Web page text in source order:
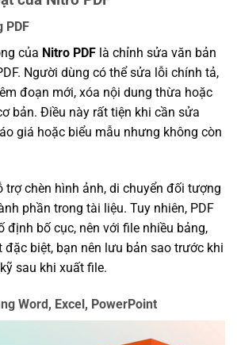
PDF
của Nitro PDF là chỉnh sửa văn bản
Người dùng có thể sửa lỗi chính tả,
đoạn mới, xóa nội dung thừa hoặc
bản. Điều này rất tiện khi cần sửa
giá hoặc biểu mẫu nhưng không còn
trợ chèn hình ảnh, di chuyển đối tượng
phần trong tài liệu. Tuy nhiên, PDF
định bố cục, nên với file nhiều bảng,
đặc biệt, bạn nên lưu bản sao trước khi
sau khi xuất file.
Word, Excel, PowerPoint